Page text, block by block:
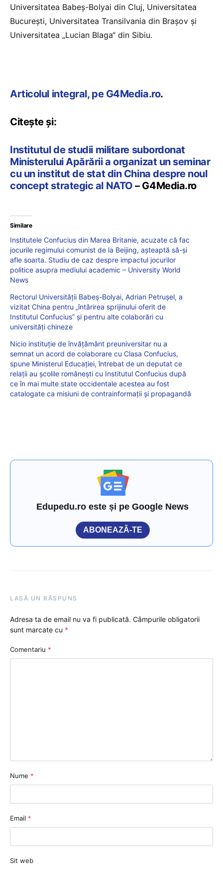
Universitatea Babeș-Bolyai din Cluj, Universitatea
București, Universitatea Transilvania din Brașov și
Universitatea „Lucian Blaga“ din Sibiu.
Articolul integral, pe G4Media.ro.
Citește și:
Institutul de studii militare subordonat
Ministerului Apărării a organizat un seminar
cu un institut de stat din China despre noul
concept strategic al NATO – G4Media.ro
Similare
Institutele Confucius din Marea Britanie, acuzate că fac
jocurile regimului comunist de la Beijing, așteaptă să-și
afle soarta. Studiu de caz despre impactul jocurilor
politice asupra mediului academic – University World
News
Rectorul Universității Babeș-Bolyai, Adrian Petrușel, a
vizitat China pentru „întărirea sprijinului oferit de
Institutul Confucius” și pentru alte colaborări cu
universități chineze
Nicio instituție de învățământ preuniversitar nu a
semnat un acord de colaborare cu Clasa Confucius,
spune Ministerul Educației, întrebat de un deputat ce
relații au școlile românești cu Institutul Confucius după
ce în mai multe state occidentale acestea au fost
catalogate ca misiuni de contrainformații și propagandă
Edupedu.ro este și pe Google News
ABONEAZĂ-TE
LASĂ UN RĂSPUNS
Adresa ta de email nu va fi publicată. Câmpurile obligatorii
sunt marcate cu *
Comentariu *
Nume *
Email *
Sit web